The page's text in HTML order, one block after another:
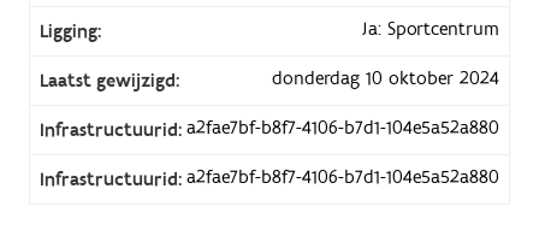
Ligging: Ja: Sportcentrum
Laatst gewijzigd: donderdag 10 oktober 2024
Infrastructuurid: a2fae7bf-b8f7-4106-b7d1-104e5a52a880
Infrastructuurid: a2fae7bf-b8f7-4106-b7d1-104e5a52a880